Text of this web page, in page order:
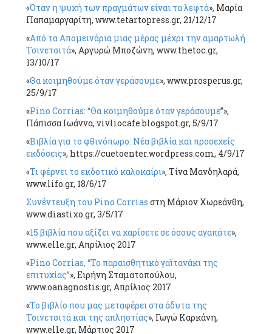
«Όταν η ψυχή των πραγμάτων είναι τα λεφτά», Μαρία
Παπαμαργαρίτη, www.tetartopress.gr, 21/12/17
«Από τα Απομεινάρια μιας μέρας μέχρι την αμαρτωλή
Τσινετσιτά», Αργυρώ Μποζώνη, www.thetoc.gr,
13/10/17
«Θα κοιμηθούμε όταν γεράσουμε», www.prosperus.gr,
25/9/17
«Pino Corrias: “Θα κοιμηθούμε όταν γεράσουμε”»,
Πάπισσα Ιωάννα, vivliocafe.blogspot.gr, 5/9/17
«Βιβλία για το φθινόπωρο: Νέα βιβλία και προσεχείς
εκδόσεις», https://cuetoenter.wordpress.com, 4/9/17
«Τι φέρνει το εκδοτικό καλοκαίρι», Τίνα Μανδηλαρά,
www.lifo.gr, 18/6/17
Συνέντευξη του Pino Corrias στη Μάριον Χωρεάνθη,
www.diastixo.gr, 3/5/17
«15 βιβλία που αξίζει να χαρίσετε σε όσους αγαπάτε»,
www.elle.gr, Απρίλιος 2017
«Pino Corrias, “Το παραισθητικό γαϊτανάκι της
επιτυχίας”», Ειρήνη Σταματοπούλου,
www.oanagnostis.gr, Απρίλιος 2017
«Το βιβλίο που μας μεταφέρει στα άδυτα της
Τσινετσιτά και της απληστίας», Γωγώ Καρκάνη,
www.elle.gr, Μάρτιος 2017